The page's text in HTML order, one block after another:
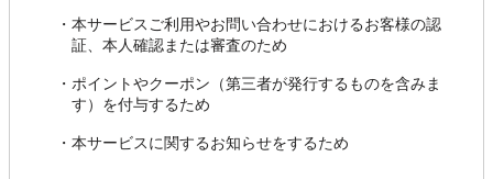
・ 本サービスご利用やお問い合わせにおけるお客様の認
証、本人確認または審査のため
・ ポイントやクーポン（第三者が発行するものを含みま
す）を付与するため
・ 本サービスに関するお知らせをするため